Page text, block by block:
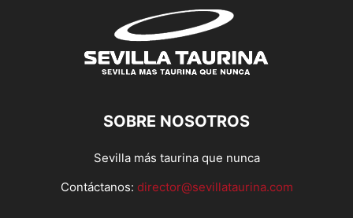
SOBRE NOSOTROS
Sevilla más taurina que nunca
Contáctanos: director@sevillataurina.com